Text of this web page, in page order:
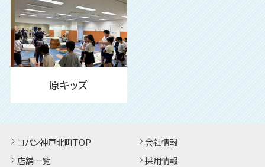
原キッズ
コパン神戸北町TOP
店舗一覧
会社情報
採用情報